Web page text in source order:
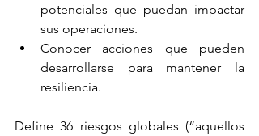
potenciales que puedan impactar
sus operaciones.
Conocer acciones que pueden
desarrollarse para mantener la
resiliencia.
Define 36 riesgos globales (“aquellos